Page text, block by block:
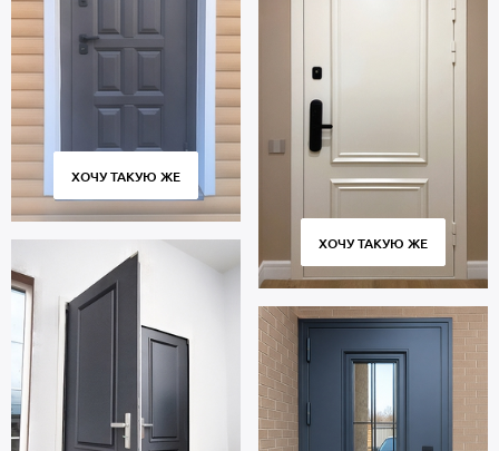
ХОЧУ ТАКУЮ ЖЕ
ХОЧУ ТАКУЮ ЖЕ